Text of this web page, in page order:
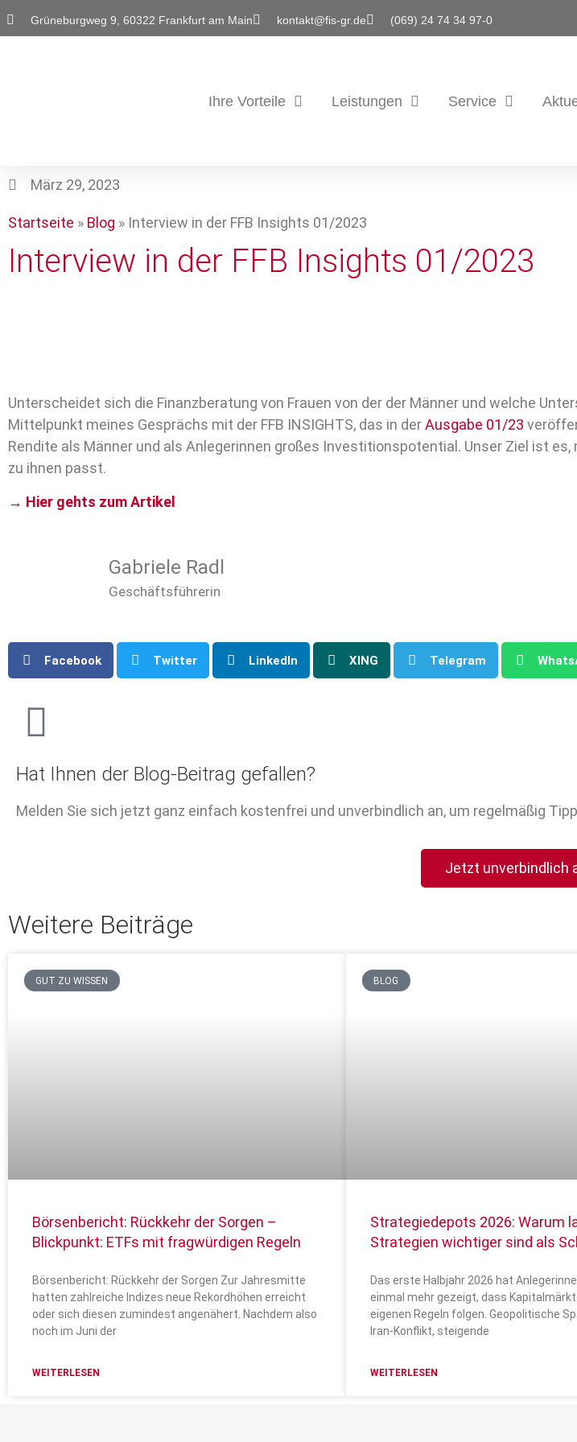
Grüneburgweg 9, 60322 Frankfurt am Main kontakt@fis-gr.de (069) 24 74 34 97-0
Ihre Vorteile Leistungen Service
März 29, 2023
Startseite » Blog » Interview in der FFB Insights 01/2023
Interview in der FFB Insights 01/2023
Unterscheidet sich die Finanzberatung von Frauen von der der Männer und welche
Mittelpunkt meines Gesprächs mit der FFB INSIGHTS, das in derAusgabe 01/23
Rendite als Männer und als Anlegerinnen großes Investitionspotential. Unser Ziel ist
zu ihnen passt.
→ Hier gehts zum Artikel
Gabriele Radl
Geschäftsführerin
Facebook Twitter LinkedIn XING Telegram
Hat Ihnen der Blog-Beitrag gefallen?
Melden Sie sich jetzt ganz einfach kostenfrei und unverbindlich an, um regelmäßig
Jetzt unverbindlich
Weitere Beiträge
GUT ZU WISSEN
Börsenbericht: Rückkehr der Sorgen –
Blickpunkt: ETFs mit fragwürdigen Regeln
Börsenbericht: Rückkehr der Sorgen Zur Jahresmitte
hatten zahlreiche Indizes neue Rekordhöhen erreicht
oder sich diesen zumindest angenähert. Nachdem also
noch im Juni der
WEITERLESEN
BLOG
Strategiedepots 2026: Warum
Strategien wichtiger sind als
Das erste Halbjahr 2026 hat
einmal mehr gezeigt, dass
eigenen Regeln folgen. Geopolitische
Iran-Konflikt, steigende
WEITERLESEN